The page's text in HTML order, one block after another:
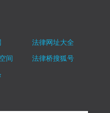
法律网址大全
间
法律桥搜狐号